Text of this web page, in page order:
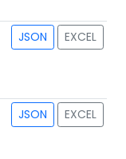
JSON EXCEL
JSON EXCEL